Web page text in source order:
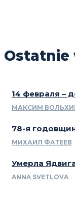
Ostatnie
14 февраля –
МАКСИМ
78-я
МИХАИЛ ФАТЕЕВ
Умерла
ANNA SVETLOVA